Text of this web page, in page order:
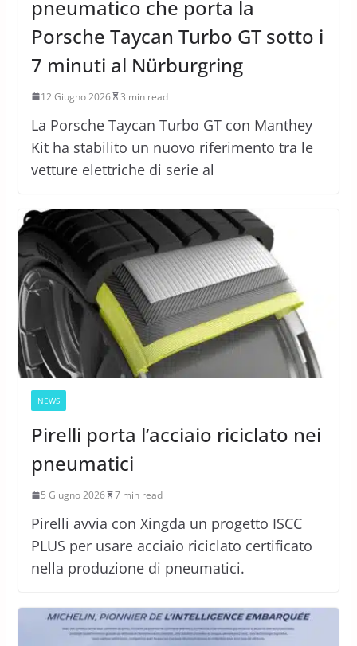
pneumatico che porta la
Porsche Taycan Turbo GT sotto i
7 minuti al Nürburgring
12 Giugno 2026 3 min read
La Porsche Taycan Turbo GT con Manthey
Kit ha stabilito un nuovo riferimento tra le
vetture elettriche di serie al
NEWS
Pirelli porta l’acciaio riciclato nei
pneumatici
5 Giugno 2026 7 min read
Pirelli avvia con Xingda un progetto ISCC
PLUS per usare acciaio riciclato certificato
nella produzione di pneumatici.